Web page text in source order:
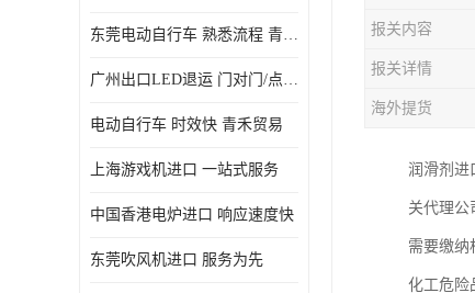
东莞电动自行车 熟悉流程 青禾贸易
广州出口LED退运 门对门/点对点
电动自行车 时效快 青禾贸易
上海游戏机进口 一站式服务
中国香港电炉进口 响应速度快
东莞吹风机进口 服务为先
报关内容
报关详情
海外提货
润滑剂进
关代理公
需要缴纳
化工危险